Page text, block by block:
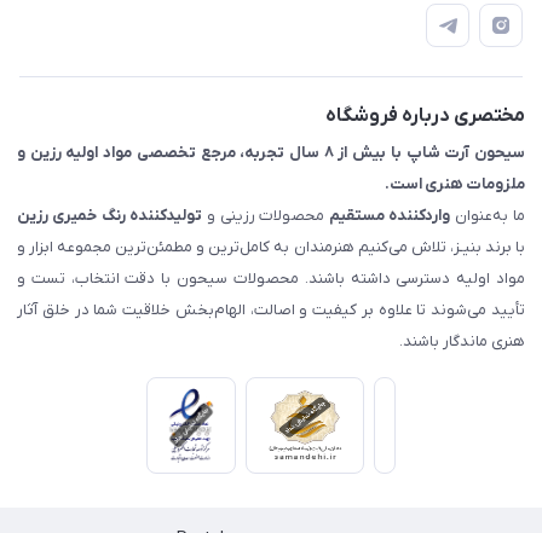
📝 قوانین و مقررات
📖 راهنما
مختصری درباره فروشگاه
سیحون آرت شاپ با بیش از ۸ سال تجربه، مرجع تخصصی مواد اولیه رزین و
ملزومات هنری است.
ما به‌عنوان واردکننده مستقیم محصولات رزینی و تولیدکننده رنگ خمیری رزین
با برند بنیـز، تلاش می‌کنیم هنرمندان به کامل‌ترین و مطمئن‌ترین مجموعه ابزار و
مواد اولیه دسترسی داشته باشند. محصولات سیحون با دقت انتخاب، تست و
تأیید می‌شوند تا علاوه بر کیفیت و اصالت، الهام‌بخش خلاقیت شما در خلق آثار
هنری ماندگار باشند.